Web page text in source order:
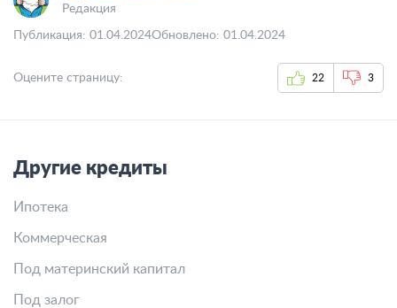
Редакция
Оцените страницу: 22 3
Публикация: 01.04.2024Обновлено: 01.04.2024
Другие кредиты
Ипотека
Коммерческая
Под материнский капитал
Под залог